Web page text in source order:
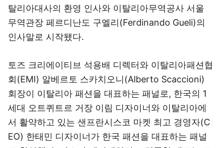
탈리아대사의 환영 인사와 이탈리아무역공사 서울
무역관장 페르디난도 구엘리(Ferdinando Gueli)의
인사말로 시작됐다.
토즈 크리에이티브 석용배 디렉터와 이탈리아패션협
회(EMI) 알베르토 스카치오니(Alberto Scaccioni)
회장이 이탈리아 패션을 대표하는 패널로, 한국의 1
세대 오트퀴트르 거장 이림 디자이너와 이탈리아에
서 활약하고 있는 샌프란시스코 마켓 최고 경영자(C
EO) 한태민 디자이너가 한국 패션을 대표하는 패널